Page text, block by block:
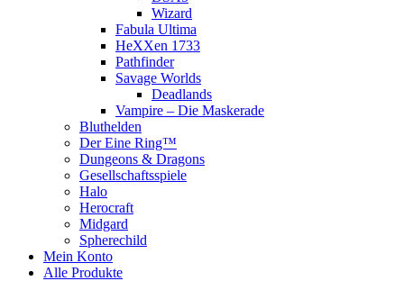
Wizard
Fabula Ultima
HeXXen 1733
Pathfinder
Savage Worlds
Deadlands
Vampire – Die Maskerade
Bluthelden
Der Eine Ring™
Dungeons & Dragons
Gesellschaftsspiele
Halo
Herocraft
Midgard
Spherechild
Mein Konto
Alle Produkte